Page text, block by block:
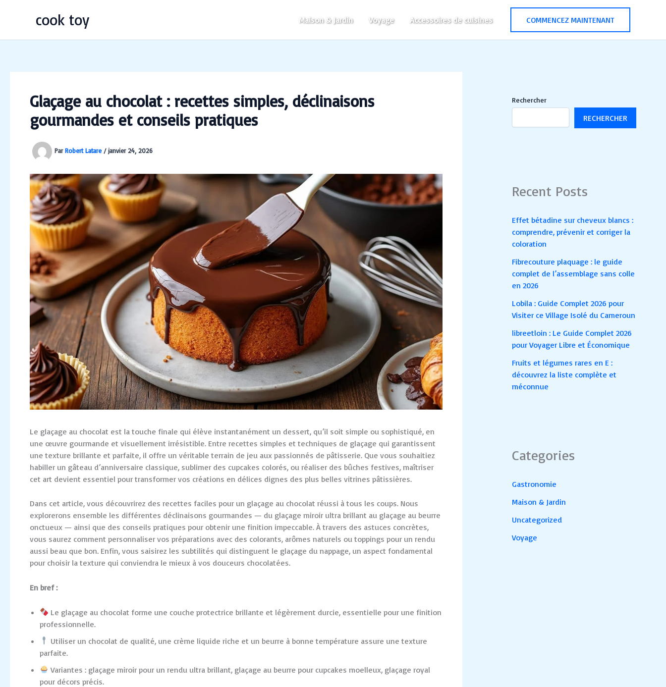
cook toy Maison & Jardin Voyage Accessoires de cuisines COMMENCEZ MAINTENANT
Glaçage au chocolat : recettes simples, déclinaisons
gourmandes et conseils pratiques
ParRobert Latare /janvier 24, 2026
Le glaçage au chocolat est la touche finale qui élève instantanément un dessert, qu’il soit simple ou sophistiqué, en
une œuvre gourmande et visuellement irrésistible. Entre recettes simples et techniques de glaçage qui garantissent
une texture brillante et parfaite, il offre un véritable terrain de jeu aux passionnés de pâtisserie. Que vous souhaitiez
habiller un gâteau d’anniversaire classique, sublimer des cupcakes colorés, ou réaliser des bûches festives, maîtriser
cet art devient essentiel pour transformer vos créations en délices dignes des plus belles vitrines pâtissières.
Dans cet article, vous découvrirez des recettes faciles pour un glaçage au chocolat réussi à tous les coups. Nous
explorerons ensemble les différentes déclinaisons gourmandes — du glaçage miroir ultra brillant au glaçage au beurre
onctueux — ainsi que des conseils pratiques pour obtenir une finition impeccable. À travers des astuces concrètes,
vous saurez comment personnaliser vos préparations avec des colorants, arômes naturels ou toppings pour un rendu
aussi beau que bon. Enfin, vous saisirez les subtilités qui distinguent le glaçage du nappage, un aspect fondamental
pour choisir la texture qui conviendra le mieux à vos douceurs chocolatées.
En bref :
Le glaçage au chocolat forme une couche protectrice brillante et légèrement durcie, essentielle pour une finition
professionnelle.
Utiliser un chocolat de qualité, une crème liquide riche et un beurre à bonne température assure une texture
parfaite.
Variantes : glaçage miroir pour un rendu ultra brillant, glaçage au beurre pour cupcakes moelleux, glaçage royal
pour décors précis.
Rechercher
RECHERCHER
Recent Posts
Effet bétadine sur cheveux blancs :
comprendre, prévenir et corriger la
coloration
Fibrecouture plaquage : le guide
complet de l’assemblage sans colle
en 2026
Lobila : Guide Complet 2026 pour
Visiter ce Village Isolé du Cameroun
libreetloin : Le Guide Complet 2026
pour Voyager Libre et Économique
Fruits et légumes rares en E :
découvrez la liste complète et
méconnue
Categories
Gastronomie
Maison & Jardin
Uncategorized
Voyage